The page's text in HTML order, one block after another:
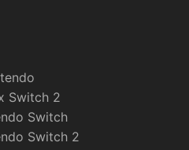
Switch 2
Switch
Switch 2